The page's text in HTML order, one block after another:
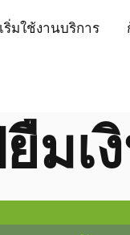
เริ่มใช้งานบริการ
มเ